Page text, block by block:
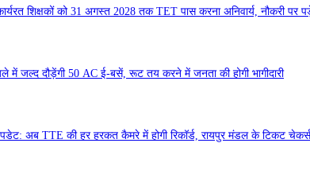
शिक्षकों को 31 अगस्त 2028 तक TET पास करना अनिवार्य, नौकरी पर
जल्द दौड़ेंगी 50 AC ई-बसें, रूट तय करने में जनता की होगी भागीदारी
अब TTE की हर हरकत कैमरे में होगी रिकॉर्ड, रायपुर मंडल के टिकट चेकर्स